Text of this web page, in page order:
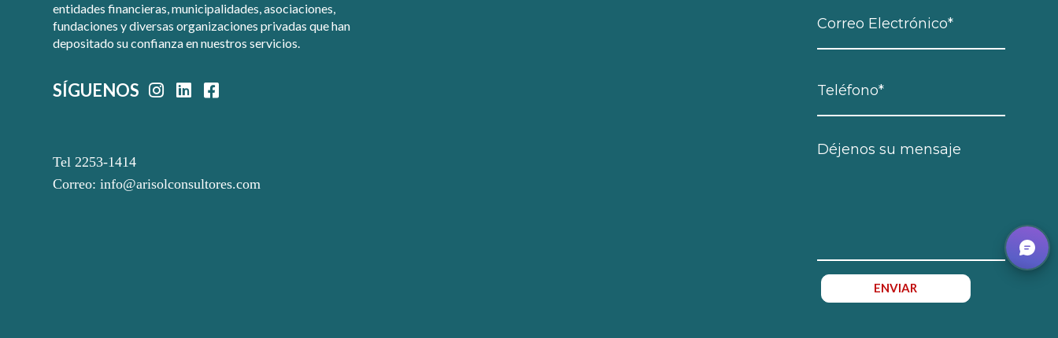
entidades financieras, municipalidades, asociaciones,
fundaciones y diversas organizaciones privadas que han
depositado su confianza en nuestros servicios.
SÍGUENOS
Tel 2253-1414
Correo:info@arisolconsultores.com
ENVIAR